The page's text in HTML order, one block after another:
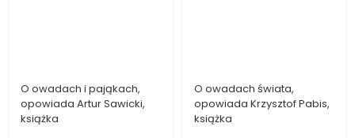
Dodaj do koszyka
O owadach i pająkach,
opowiada Artur Sawicki,
książka
Dodaj do koszyka
O owadach świata,
opowiada Krzysztof Pabis,
książka